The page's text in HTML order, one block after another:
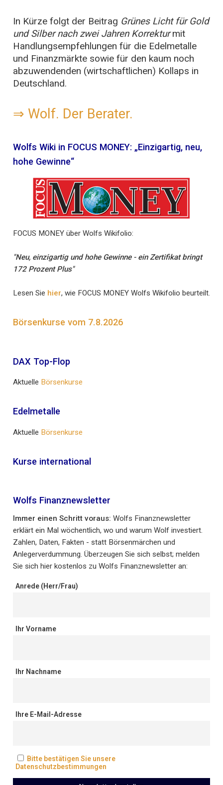
In Kürze folgt der Beitrag Grünes Licht für Gold
und Silber nach zwei Jahren Korrekturmit
Handlungsempfehlungen für die Edelmetalle
und Finanzmärkte sowie für den kaum noch
abzuwendenden (wirtschaftlichen) Kollaps in
Deutschland.
⇒ Wolf. Der Berater.
Wolfs Wiki in FOCUS MONEY: „Einzigartig, neu,
hohe Gewinne“
FOCUS MONEY über Wolfs Wikifolio:
"Neu, einzigartig und hohe Gewinne - ein Zertifikat bringt
172 Prozent Plus"
Lesen Sie hier, wie FOCUS MONEY Wolfs Wikifolio beurteilt.
Börsenkurse vom 7.8.2026
DAX Top-Flop
Aktuelle Börsenkurse
Edelmetalle
Aktuelle Börsenkurse
Kurse international
Wolfs Finanznewsletter
Immer einen Schritt voraus: Wolfs Finanznewsletter
erklärt ein Mal wöchentlich, wo und warum Wolf investiert.
Zahlen, Daten, Fakten - statt Börsenmärchen und
Anlegerverdummung. Überzeugen Sie sich selbst; melden
Sie sich hier kostenlos zu Wolfs Finanznewsletter an:
Anrede (Herr/Frau)
Ihr Vorname
Ihr Nachname
Ihre E-Mail-Adresse
Bitte bestätigen Sie unsere
Datenschutzbestimmungen